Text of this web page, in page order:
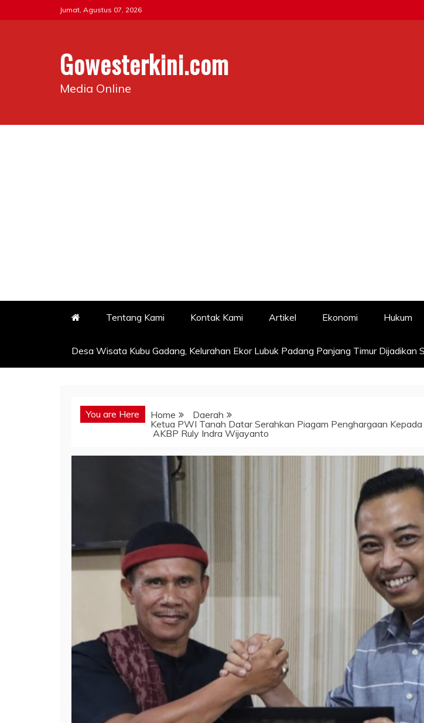
to
Jumat, Agustus 07, 2026
Gowesterkini.com
Media Online
Tentang Kami Kontak Kami Artikel Ekonomi Hukum
Desa Wisata Kubu Gadang, Kelurahan Ekor Lubuk Padang Panjang Timur
You are Here Home
Daerah
Ketua PWI Tanah Datar Serahkan Piagam Penghargaan
AKBP Ruly Indra Wijayanto